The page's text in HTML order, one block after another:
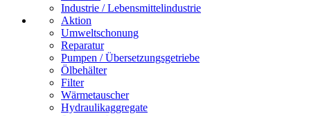
Industrie / Lebensmittelindustrie
Aktion
Umweltschonung
Reparatur
Pumpen / Übersetzungsgetriebe
Ölbehälter
Filter
Wärmetauscher
Hydraulikaggregate